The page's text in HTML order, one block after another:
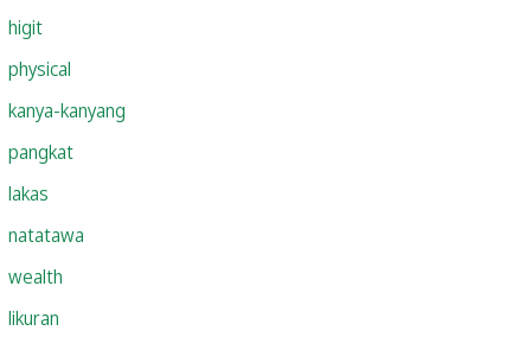
higit
physical
kanya-kanyang
pangkat
lakas
natatawa
wealth
likuran